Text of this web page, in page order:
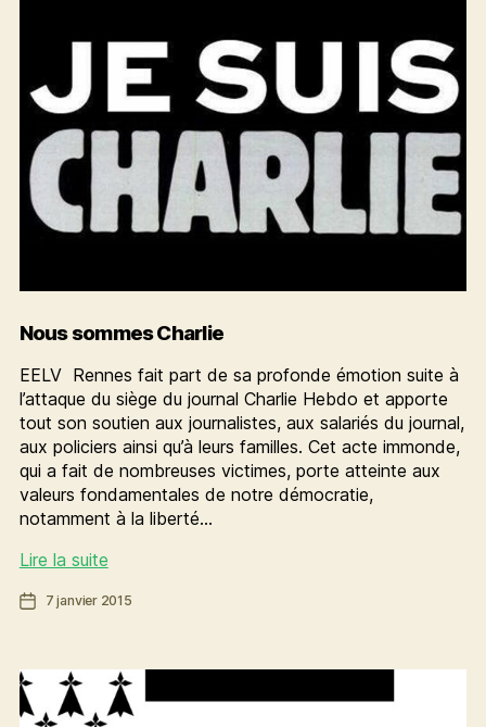
enjeu
de
société
Nous sommes Charlie
EELV Rennes fait part de sa profonde émotion suite à
l’attaque du siège du journal Charlie Hebdo et apporte
tout son soutien aux journalistes, aux salariés du journal,
aux policiers ainsi qu’à leurs familles. Cet acte immonde,
qui a fait de nombreuses victimes, porte atteinte aux
valeurs fondamentales de notre démocratie,
notamment à la liberté…
Lire la suiteNous
Charlie
Date7 janvier 2015